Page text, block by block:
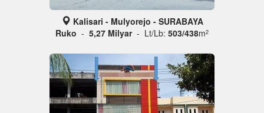
Kalisari - Mulyorejo - SURABAYA
Ruko - 5,27 Milyar - Lt/Lb: 503/438m2